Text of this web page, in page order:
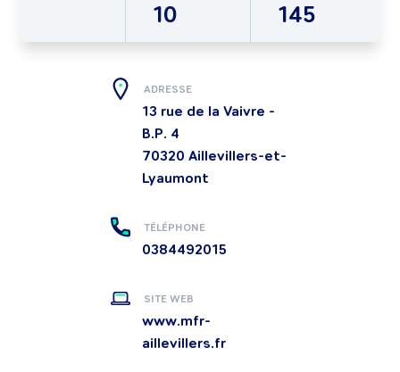
10 145
ADRESSE
13 rue de la Vaivre -
B.P. 4
70320 Aillevillers-et-
Lyaumont
TÉLÉPHONE
0384492015
SITE WEB
www.mfr-
aillevillers.fr